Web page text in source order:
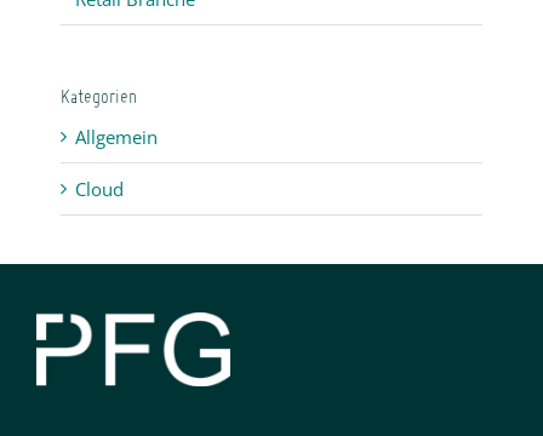
Kategorien
Allgemein
Cloud